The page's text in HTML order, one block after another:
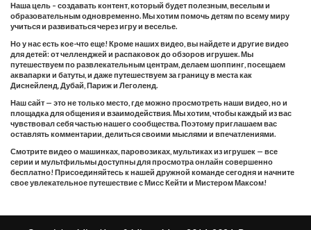
Наша цель – создавать контент, который будет полезным, веселым и
образовательным одновременно. Мы хотим помочь детям по всему миру
учиться и развиваться через игру и веселье.
Но у нас есть кое-что еще! Кроме наших видео, вы найдете и другие видео
для детей: от челленджей и распаковок до обзоров игрушек. Мы
путешествуем по развлекательным центрам, делаем шоппинг, посещаем
аквапарки и батуты, и даже путешествуем за границу в места как
Диснейленд, Дубай, Париж и Леголенд.
Наш сайт — это не только место, где можно просмотреть наши видео, но и
площадка для общения и взаимодействия. Мы хотим, чтобы каждый из вас
чувствовал себя частью нашего сообщества. Поэтому приглашаем вас
оставлять комментарии, делиться своими мыслями и впечатлениями.
Смотрите видео о машинках, паровозиках, мультиках из игрушек — все
серии и мультфильмы доступны для просмотра онлайн совершенно
бесплатно! Присоединяйтесь к нашей дружной команде сегодня и начните
свое увлекательное путешествие с Мисс Кейти и Мистером Максом!